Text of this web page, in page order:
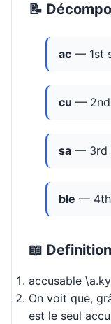
📝
ac — 1st
cu — 2nd
sa — 3rd
ble — 4th
📖
accusable
On voit que,
est le seul